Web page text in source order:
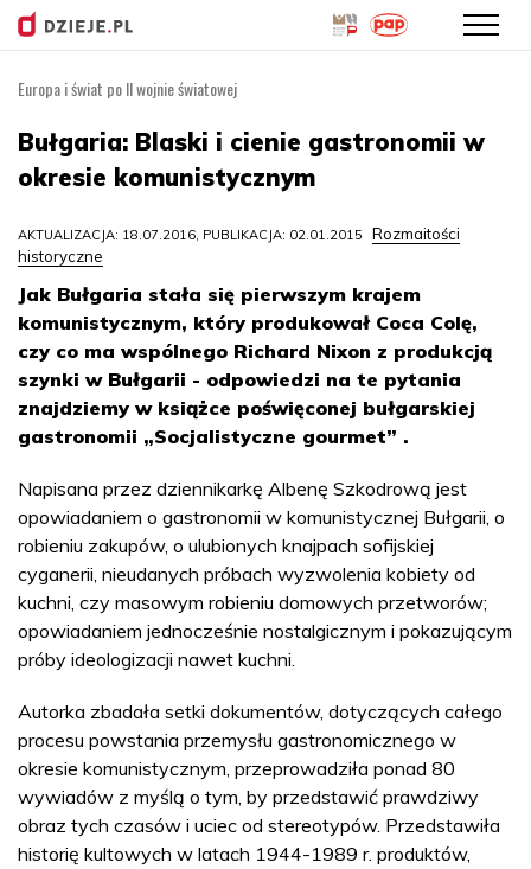
treści
Europa i świat po II wojnie światowej
Bułgaria: Blaski i cienie gastronomii w
okresie komunistycznym
AKTUALIZACJA: 18.07.2016, PUBLIKACJA: 02.01.2015
Rozmaitości
historyczne
Jak Bułgaria stała się pierwszym krajem
komunistycznym, który produkował Coca Colę,
czy co ma wspólnego Richard Nixon z produkcją
szynki w Bułgarii - odpowiedzi na te pytania
znajdziemy w książce poświęconej bułgarskiej
gastronomii „Socjalistyczne gourmet” .
Napisana przez dziennikarkę Albenę Szkodrową jest
opowiadaniem o gastronomii w komunistycznej Bułgarii, o
robieniu zakupów, o ulubionych knajpach sofijskiej
cyganerii, nieudanych próbach wyzwolenia kobiety od
kuchni, czy masowym robieniu domowych przetworów;
opowiadaniem jednocześnie nostalgicznym i pokazującym
próby ideologizacji nawet kuchni.
Autorka zbadała setki dokumentów, dotyczących całego
procesu powstania przemysłu gastronomicznego w
okresie komunistycznym, przeprowadziła ponad 80
wywiadów z myślą o tym, by przedstawić prawdziwy
obraz tych czasów i uciec od stereotypów. Przedstawiła
historię kultowych w latach 1944-1989 r. produktów,